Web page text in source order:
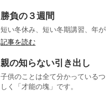
勝負の３週間
短い冬休み、短い冬期講習、年
記事を読む
親の知らない引き出し
子供のことは全て分かっている
しく「才能の塊」です。